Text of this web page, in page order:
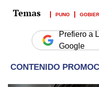
PUNO
Prefiero a
Google